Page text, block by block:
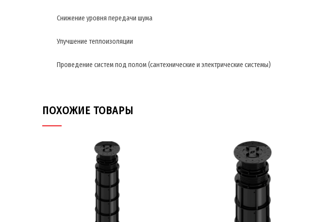
Снижение уровня передачи шума
Улучшение теплоизоляции
Проведение систем под полом (сантехнические и электрические системы)
ПОХОЖИЕ ТОВАРЫ